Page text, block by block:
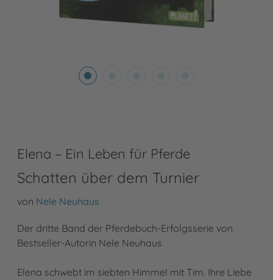
Elena – Ein Leben für Pferde
Schatten über dem Turnier
von Nele Neuhaus
Der dritte Band der Pferdebuch-Erfolgsserie von
Bestseller-Autorin Nele Neuhaus
Elena schwebt im siebten Himmel mit Tim. Ihre Liebe